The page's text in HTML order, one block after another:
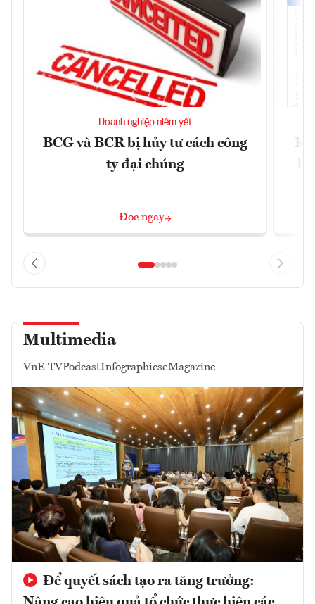
Doanh nghiệp niêm yết
BCG và BCR bị hủy tư cách công
ty đại chúng
Đọc ngay
Multimedia
VnE TVPodcastInfographicseMagazine
Để quyết sách tạo ra tăng trưởng: